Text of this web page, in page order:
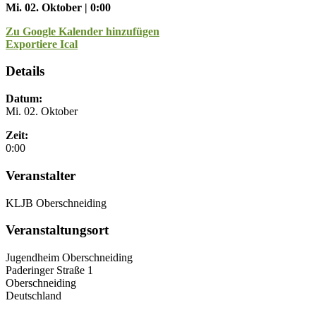
Mi. 02. Oktober | 0:00
Zu Google Kalender hinzufügen
Exportiere Ical
Details
Datum:
Mi. 02. Oktober
Zeit:
0:00
Veranstalter
KLJB Oberschneiding
Veranstaltungsort
Jugendheim Oberschneiding
Paderinger Straße 1
Oberschneiding
Deutschland